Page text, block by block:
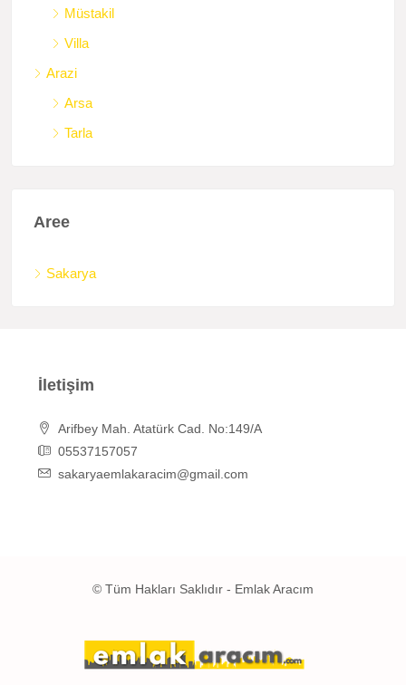
Müstakil
Villa
Arazi
Arsa
Tarla
Aree
Sakarya
İletişim
Arifbey Mah. Atatürk Cad. No:149/A
05537157057
sakaryaemlakaracim@gmail.com
© Tüm Hakları Saklıdır - Emlak Aracım